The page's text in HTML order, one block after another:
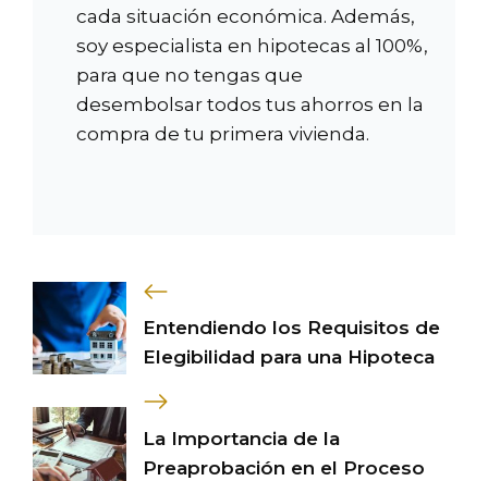
cada situación económica. Además,
soy especialista en hipotecas al 100%,
para que no tengas que
desembolsar todos tus ahorros en la
compra de tu primera vivienda.
Entendiendo los Requisitos de
Elegibilidad para una Hipoteca
La Importancia de la
Preaprobación en el Proceso